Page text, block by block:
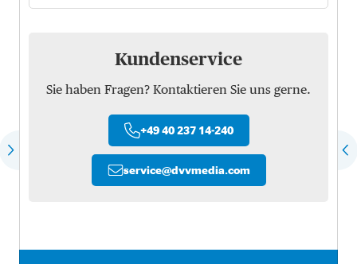
Kundenservice
Sie haben Fragen? Kontaktieren Sie uns gerne.
+49 40 237 14-240
service@dvvmedia.com